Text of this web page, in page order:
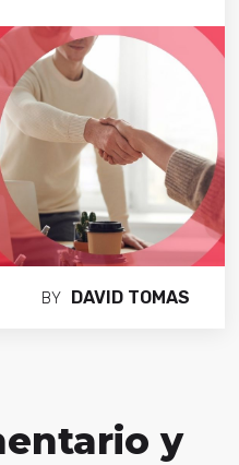
BY DAVID TOMAS
y